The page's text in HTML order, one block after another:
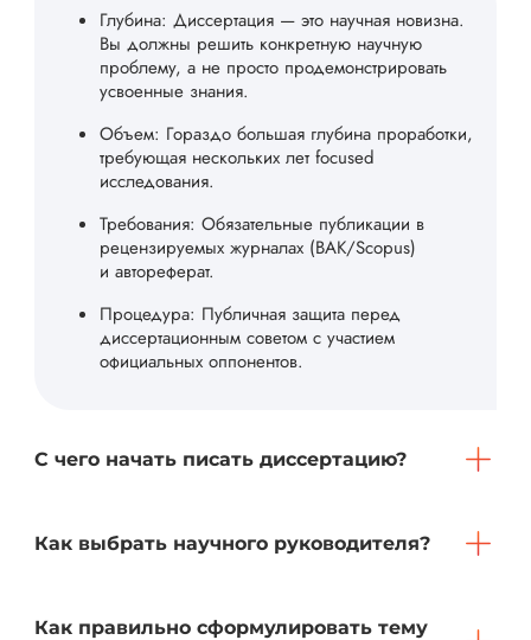
Глубина: Диссертация — это научная новизна.
Вы должны решить конкретную научную
проблему, а не просто продемонстрировать
усвоенные знания.
Объем: Гораздо большая глубина проработки,
требующая нескольких лет focused
исследования.
Требования: Обязательные публикации в
рецензируемых журналах (ВАК/Scopus)
и автореферат.
Процедура: Публичная защита перед
диссертационным советом с участием
официальных оппонентов.
С чего начать писать диссертацию?
Как выбрать научного руководителя?
Как правильно сформулировать тему